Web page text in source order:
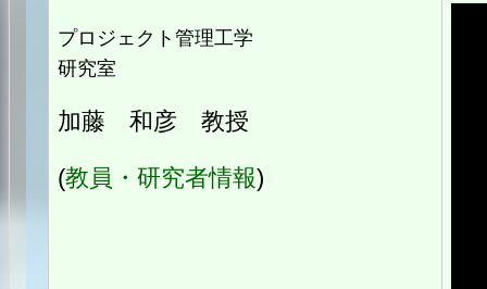
プロジェクト管理工学
研究室
加藤 和彦 教授
(教員・研究者情報)